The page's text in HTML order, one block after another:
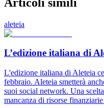
aleteia
L’edizione italiana di
L'edizione italiana di Aleteia
febbraio. Aleteia smetterà
suoi social network. Una
mancanza di risorse